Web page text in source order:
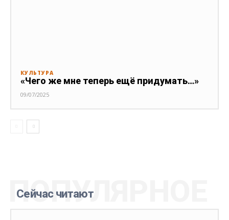
КУЛЬТУРА
«Чего же мне теперь ещё придумать…»
09/07/2025
Сейчас читают
ПОПУЛЯРНОЕ